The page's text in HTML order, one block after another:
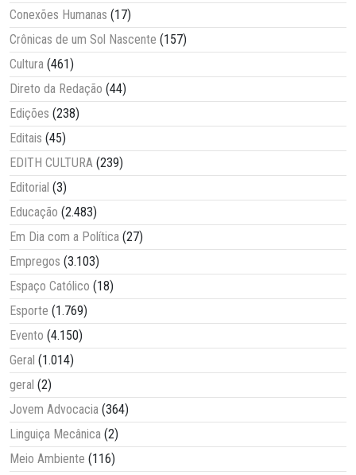
Conexões Humanas (17)
Crônicas de um Sol Nascente (157)
Cultura (461)
Direto da Redação (44)
Edições (238)
Editais (45)
EDITH CULTURA (239)
Editorial (3)
Educação (2.483)
Em Dia com a Política (27)
Empregos (3.103)
Espaço Católico (18)
Esporte (1.769)
Evento (4.150)
Geral (1.014)
geral (2)
Jovem Advocacia (364)
Linguiça Mecânica (2)
Meio Ambiente (116)